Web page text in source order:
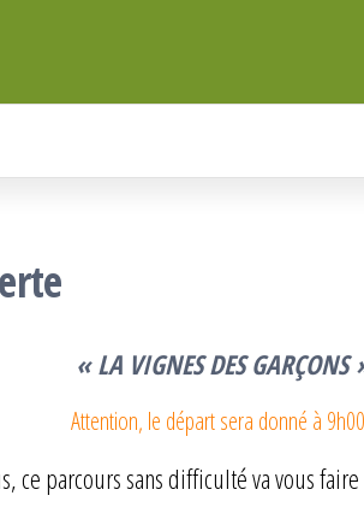
« LA VIGNES DES GARÇONS
Attention, le départ sera donné à
ce parcours sans difficulté va vous